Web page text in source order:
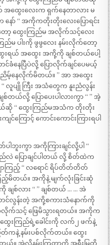
အထွေးလေးက ရှက်နေတာလား မ
ော် “ အကိုကတိုးတိုးလေးပြောရင်း
တော့ ထွေးကြည်မ အလိုက်သင့်လေး
မ ပါးကို ဖွဖွလေး နမ်းလိုက်တော့
ေးရယ် အထွေး အကို့ကို ချစ်တယ်ပေါ့
ခံနေပြီပဲလို့ ပြောလိုက်ချင်ပေမယ့်
ညိမ့်နေလိုက်မိတယ်။ ” အာ အထွေး
“ လူပျို ကြီး အသံတွေက နူးညံလွန်း
တယ်လို့ ပြောပေးပါလားကွာ “ ” အဲ့
ဆို “ ထွေးကြည်မအသံက တိုးတိုး
ြောင့် ကောင်းကောင်းကြားရပါ
ဘူးကွာ အကိုကြားချင်လို့ပါ “
လဲ ပြောချင်ပါတယ် လို့ စိတ်ထဲက
ာကြည့် “ လရောင် ရိပ်တိတ်တိတ်
ည့်မိတယ်။ အကိုနဲ့ မျက်လုံးခြင်းဆုံ
စ်လား “ ” ချစ်တယ် … … အဲ
င်လွန်းတဲ့ အကို့စကားသံနောက်ကို
က်သင့် ဖြေမိသွားရတယ်။ အကိုက
ေးကြည်ရဲ့ခေါင်းကို လက်၂ ဖက်နဲ့
ကနဲ့ နမ်းပစ်လိုက်တယ်။ ထွေး
ယ်။ အဲ့လိုနမ်းကြတာကို အရီးမြတို့